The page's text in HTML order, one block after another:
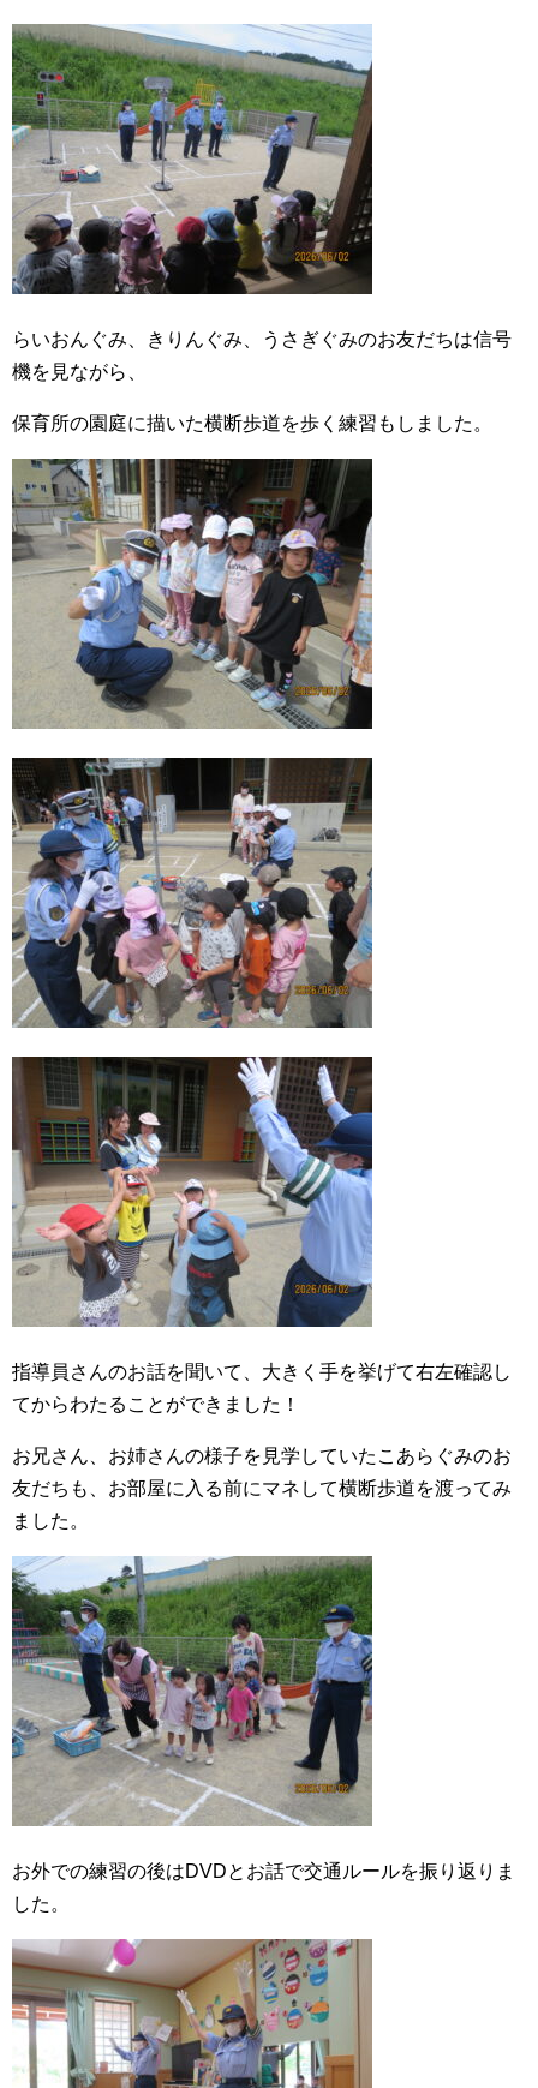
らいおんぐみ、きりんぐみ、うさぎぐみのお友だちは信号
機を見ながら、
保育所の園庭に描いた横断歩道を歩く練習もしました。
指導員さんのお話を聞いて、大きく手を挙げて右左確認し
てからわたることができました！
お兄さん、お姉さんの様子を見学していたこあらぐみのお
友だちも、お部屋に入る前にマネして横断歩道を渡ってみ
ました。
お外での練習の後はDVDとお話で交通ルールを振り返りま
した。